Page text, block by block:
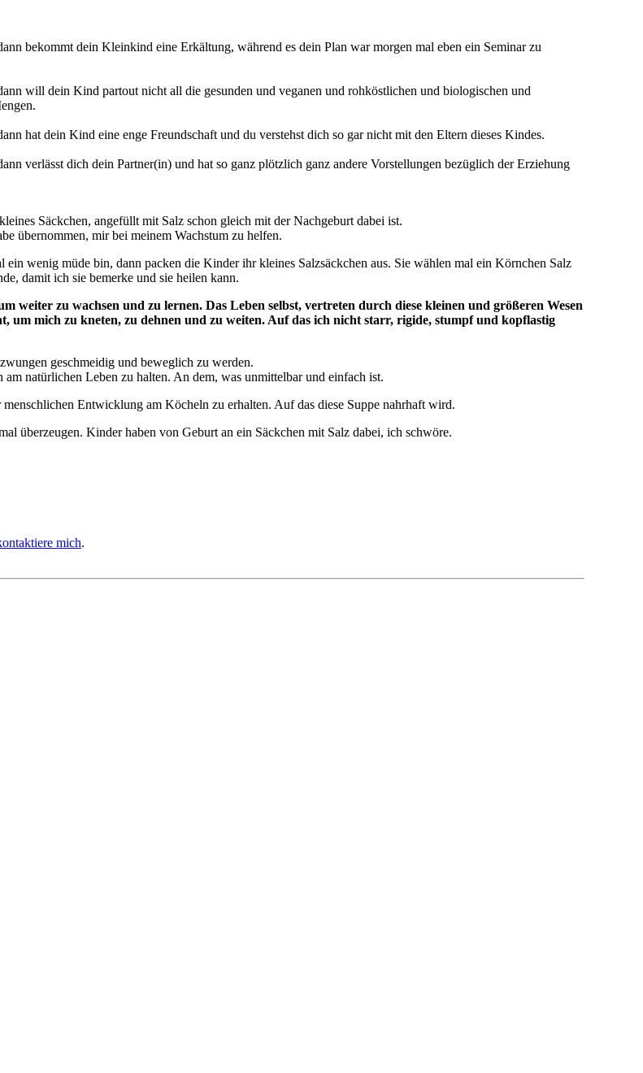
bekommt dein Kleinkind eine Erkältung, während es dein Plan war morgen mal eben ein Seminar zu
will dein Kind partout nicht all die gesunden und veganen und rohköstlichen und biologischen und
hat dein Kind eine enge Freundschaft und du verstehst dich so gar nicht mit den Eltern dieses Kindes.
verlässt dich dein Partner(in) und hat so ganz plötzlich ganz andere Vorstellungen bezüglich der Erziehung
Säckchen, angefüllt mit Salz schon gleich mit der Nachgeburt dabei ist.
übernommen, mir bei meinem Wachstum zu helfen.
wenig müde bin, dann packen die Kinder ihr kleines Salzsäckchen aus. Sie wählen mal ein Körnchen Salz
damit ich sie bemerke und sie heilen kann.
weiter zu wachsen und zu lernen. Das Leben selbst, vertreten durch diese kleinen und größeren Wesen
um mich zu kneten, zu dehnen und zu weiten. Auf das ich nicht starr, rigide, stumpf und kopflastig
geschmeidig und beweglich zu werden.
natürlichen Leben zu halten. An dem, was unmittelbar und einfach ist.
Entwicklung am Köcheln zu erhalten. Auf das diese Suppe nahrhaft wird.
überzeugen. Kinder haben von Geburt an ein Säckchen mit Salz dabei, ich schwöre.
mich.